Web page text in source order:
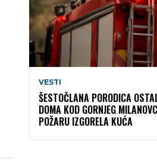
VESTI
ŠESTOČLANA PORODICA
DOMA KOD GORNJEG
POŽARU IZGORELA KUĆA